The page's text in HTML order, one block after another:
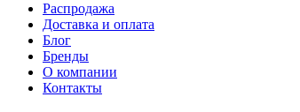
Распродажа
Доставка и оплата
Блог
Бренды
О компании
Контакты